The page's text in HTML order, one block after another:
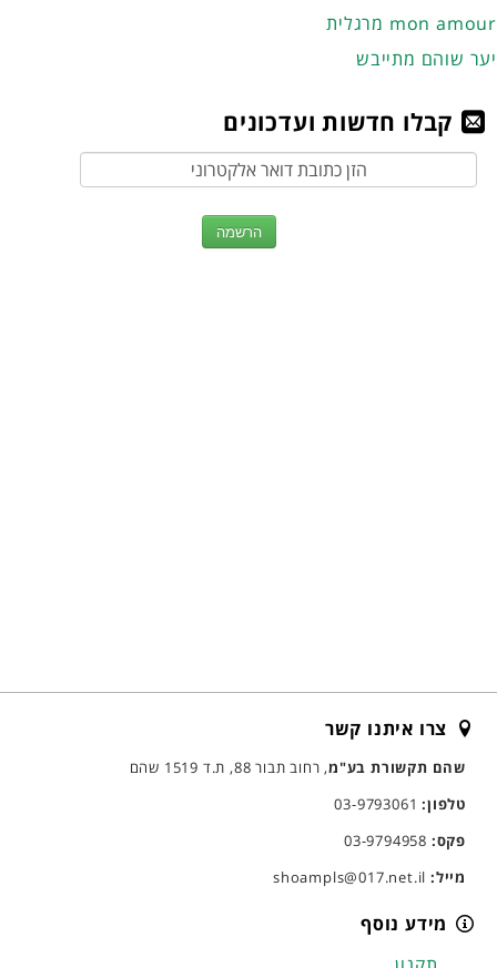
מרגלית mon amour
יער שוהם מתייבש
קבלו חדשות ועדכונים
צרו איתנו קשר
שהם תקשורת בע"מ, רחוב תבור 88, ת.ד 1519 שהם
טלפון:03-9793061
פקס:
מייל:
מידע נוסף